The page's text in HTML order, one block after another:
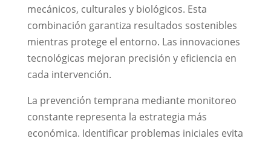
mecánicos, culturales y biológicos. Esta
combinación garantiza resultados sostenibles
mientras protege el entorno. Las innovaciones
tecnológicas mejoran precisión y eficiencia en
cada intervención.
La prevención temprana mediante monitoreo
constante representa la estrategia más
económica. Identificar problemas iniciales evita